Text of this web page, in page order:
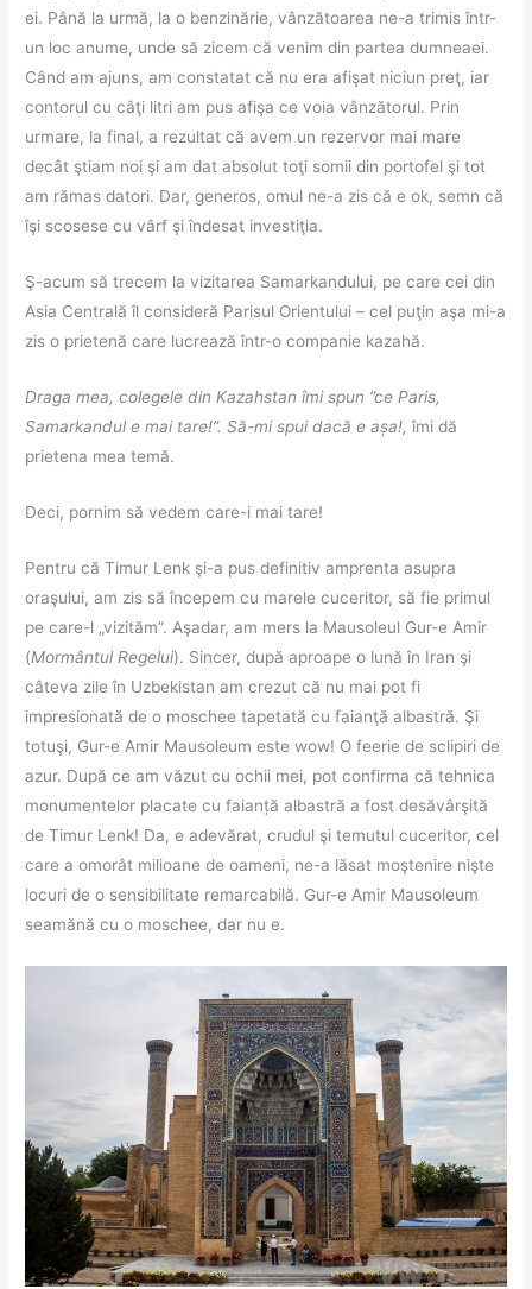
ei. Până la urmă, la o benzinărie, vânzătoarea ne-a trimis într-
un loc anume, unde să zicem că venim din partea dumneaei.
Când am ajuns, am constatat că nu era afişat niciun preţ, iar
contorul cu câţi litri am pus afişa ce voia vânzătorul. Prin
urmare, la final, a rezultat că avem un rezervor mai mare
decât ştiam noi şi am dat absolut toţi somii din portofel şi tot
am rămas datori. Dar, generos, omul ne-a zis că e ok, semn că
îşi scosese cu vârf şi îndesat investiţia.
Ş-acum să trecem la vizitarea Samarkandului, pe care cei din
Asia Centrală îl consideră Parisul Orientului – cel puţin aşa mi-a
zis o prietenă care lucrează într-o companie kazahă.
Draga mea, colegele din Kazahstan îmi spun ”ce Paris,
Samarkandul e mai tare!”. Să-mi spui dacă e așa!,îmi dă
prietena mea temă.
Deci, pornim să vedem care-i mai tare!
Pentru că Timur Lenk şi-a pus definitiv amprenta asupra
oraşului, am zis să începem cu marele cuceritor, să fie primul
pe care-l „vizităm”. Aşadar, am mers la Mausoleul Gur-e Amir
(Mormântul Regelui). Sincer, după aproape o lună în Iran şi
câteva zile în Uzbekistan am crezut că nu mai pot fi
impresionată de o moschee tapetată cu faianţă albastră. Şi
totuşi, Gur-e Amir Mausoleum este wow! O feerie de sclipiri de
azur. După ce am văzut cu ochii mei, pot confirma că tehnica
monumentelor placate cu faianță albastră a fost desăvârşită
de Timur Lenk! Da, e adevărat, crudul şi temutul cuceritor, cel
care a omorât milioane de oameni, ne-a lăsat moştenire nişte
locuri de o sensibilitate remarcabilă. Gur-e Amir Mausoleum
seamănă cu o moschee, dar nu e.